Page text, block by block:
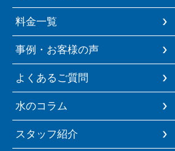
料金一覧
事例・お客様の声
よくあるご質問
水のコラム
スタッフ紹介